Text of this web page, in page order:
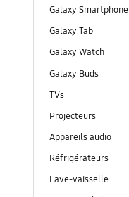
Galaxy Smartphone
Galaxy Tab
Galaxy Watch
Galaxy Buds
TVs
Projecteurs
Appareils audio
Réfrigérateurs
Lave-vaisselle